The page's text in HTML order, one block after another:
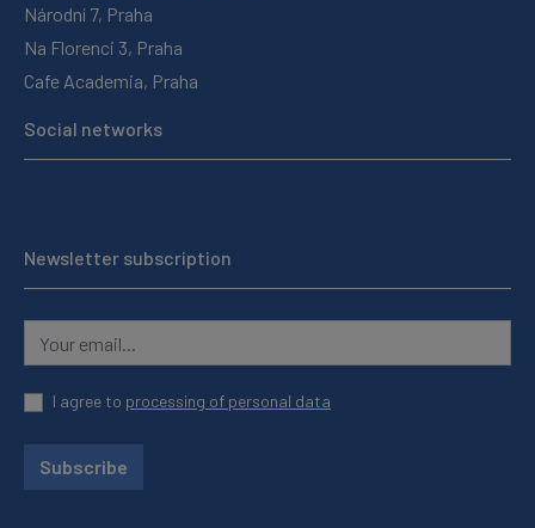
Národní 7, Praha
Na Florenci 3, Praha
Cafe Academia, Praha
Social networks
Newsletter subscription
I agree to processing of personal data
Subscribe